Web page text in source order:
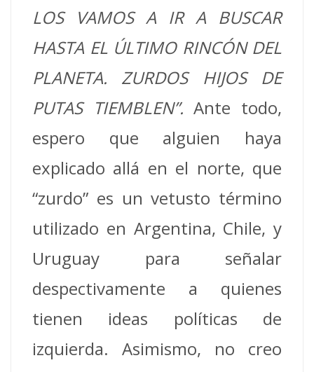
LOS VAMOS A IR A BUSCAR
HASTA EL ÚLTIMO RINCÓN DEL
PLANETA. ZURDOS HIJOS DE
PUTAS TIEMBLEN”.Ante todo,
espero que alguien haya
explicado allá en el norte, que
“zurdo” es un vetusto término
utilizado en Argentina, Chile, y
Uruguay para señalar
despectivamente a quienes
tienen ideas políticas de
izquierda. Asimismo, no creo